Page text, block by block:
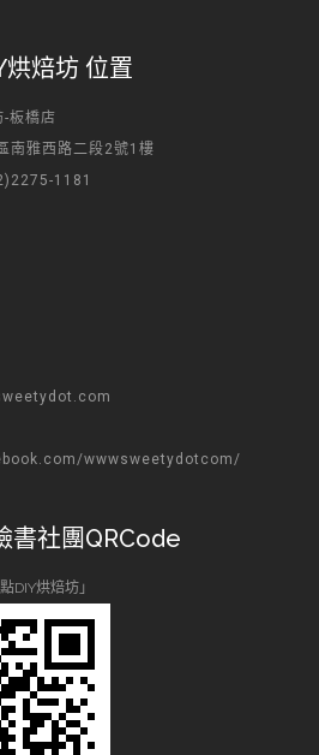
焙坊 位置
-板橋店
南雅西路二段2號1樓
1181
wwwsweetydotcom/
書社團QRCode
DIY烘焙坊」